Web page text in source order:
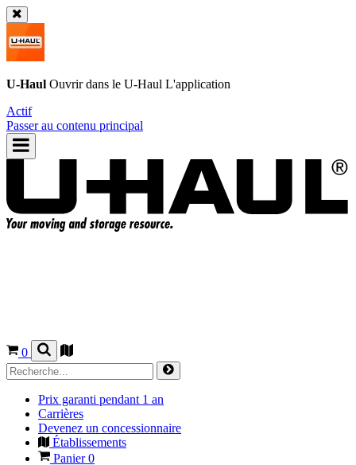
U-Haul Ouvrir dans le U-Haul L'application
Actif
Passer au contenu principal
0
Prix garanti pendant 1 an
Carrières
Devenez un concessionnaire
Établissements
Panier0